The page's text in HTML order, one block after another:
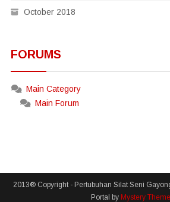
October 2018
FORUMS
Main Category
Main Forum
2013® Copyright - Pertubuhan Silat Seni
Portal by Mystery